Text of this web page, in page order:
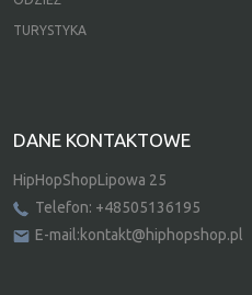
TURYSTYKA
DANE KONTAKTOWE
HipHopShopLipowa 25
Telefon: +48505136195
E-mail:kontakt@hiphopshop.pl